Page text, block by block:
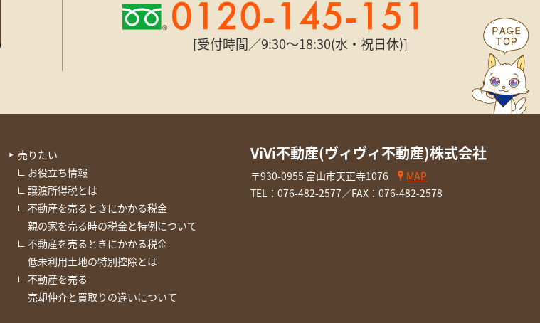
[受付時間／9:30〜18:30(水・祝日休)]
売りたい
お役立ち情報
譲渡所得税とは
不動産を売るときにかかる税金
親の家を売る時の税金と特例について
不動産を売るときにかかる税金
低未利用土地の特別控除とは
不動産を売る
売却仲介と買取りの違いについて
ViVi不動産(ヴィヴィ不動産)株式会社
〒930-0955 富山市天正寺1076
MAP
TEL：076-482-2577／FAX：076-482-2578